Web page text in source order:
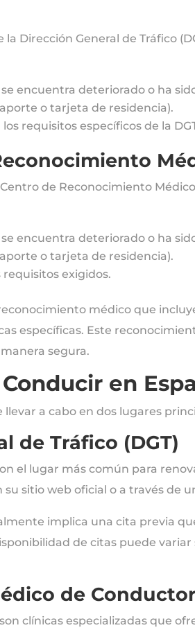
Dirección General de Tráfico
encuentra deteriorado o ha
o tarjeta de residencia).
requisitos específicos de la
de Reconocimiento
encuentra deteriorado o ha
o tarjeta de residencia).
exigidos.
médico que
específicas. Este
segura.
en
a cabo en dos lugares
de Tráfico (DGT)
el lugar más común para
sitio web oficial o a través de
implica una cita previa
de citas puede
de
clínicas especializadas que